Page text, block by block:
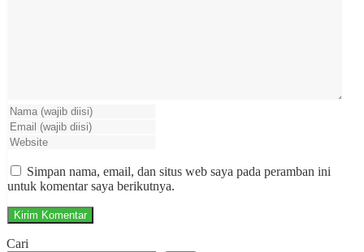
Simpan nama, email, dan situs web saya pada peramban ini
untuk komentar saya berikutnya.
Cari